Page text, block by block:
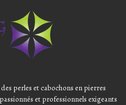
perles et cabochons en pierres
et professionnels exigeants